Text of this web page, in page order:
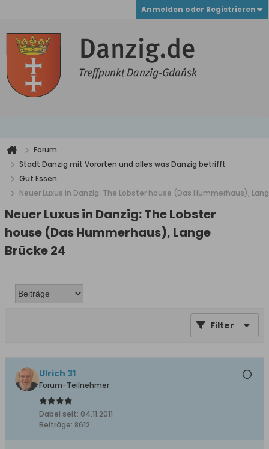
Anmelden oder Registrieren
Forum
Stadt Danzig mit Vororten und alles was Danzig betrifft
Gut Essen
Neuer Luxus in Danzig: The Lobster house (Das Hummerhaus),
Neuer Luxus in Danzig: The Lobster
house (Das Hummerhaus), Lange
Brücke 24
Filter
Ulrich 31
Forum-Teilnehmer
Dabei seit: 04.11.2011
Beiträge: 8612